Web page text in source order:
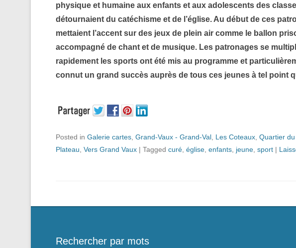
physique et humaine aux enfants et aux adolescents des
détournaient du catéchisme et de l’église. Au début de ces
mettaient l’accent sur des jeux de plein air comme le ballon
accompagné de chant et de musique. Les patronages se
rapidement les sports ont été mis au programme et
connut un grand succès auprès de tous ces jeunes à tel point
Posted in Galerie cartes Grand-Vaux - Grand-Val Les Coteaux Quartier
Plateau Vers Grand Vaux | Tagged curé église enfants jeune sport |
Rechercher par mots